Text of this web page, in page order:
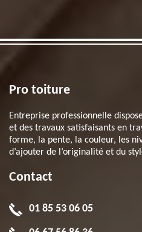
Pro toiture
Entreprise professionnelle
et des travaux satisfaisants en
forme, la pente, la couleur, les
d’ajouter de l’originalité et du
Contact
01 85 53 06 05